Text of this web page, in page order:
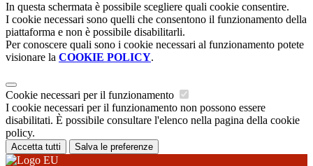
In questa schermata è possibile scegliere quali cookie consentire.
I cookie necessari sono quelli che consentono il funzionamento della
piattaforma e non è possibile disabilitarli.
Per conoscere quali sono i cookie necessari al funzionamento potete
visionare la COOKIE POLICY.
Cookie necessari per il funzionamento
I cookie necessari per il funzionamento non possono essere
disabilitati. È possibile consultare l'elenco nella pagina della cookie
policy.
Accetta tutti Salva le preferenze